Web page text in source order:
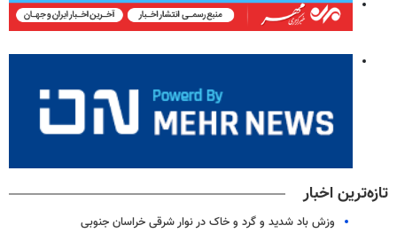
تازه‌ترین اخبار
وزش باد شدید و گرد و خاک در نوار شرقی خراسان جنوبی